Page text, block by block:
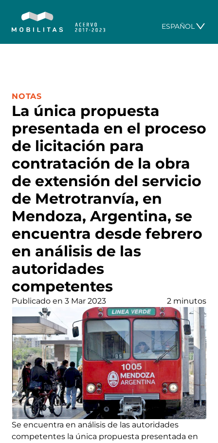
ESPAÑOL
La única propuesta
presentada en el proceso
de licitación para
contratación de la obra
de extensión del servicio
de Metrotranvía, en
Mendoza, Argentina, se
encuentra desde febrero
en análisis de las
autoridades
competentes
CATEGORÍA:
NOTAS
Publicado en 3 Mar 2023 2 minutos
Se encuentra en análisis de las autoridades
competentes la única propuesta presentada en